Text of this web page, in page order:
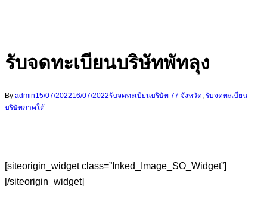
รับจดทะเบียนบริษัทพัทลุง
By admin15/07/202216/07/2022รับจดทะเบียนบริษัท 77 จังหวัด, รับจดทะเบียน
บริษัทภาคใต้
[siteorigin_widget class=”Inked_Image_SO_Widget”]
[/siteorigin_widget]